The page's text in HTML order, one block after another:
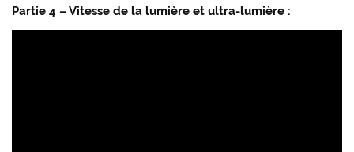
Partie 4 – Vitesse de la lumière et ultra-lumière :